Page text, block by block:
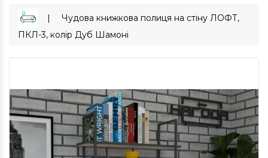
Чудова книжкова полиця на стіну ЛОФТ,
ПКЛ-3, колір Дуб Шамоні